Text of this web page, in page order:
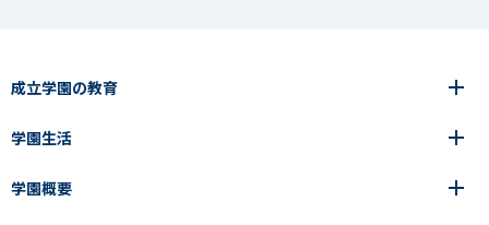
成立学園の教育
6年間の一貫教育
中学校
高等学校
学園生活
年間行事
学園概要